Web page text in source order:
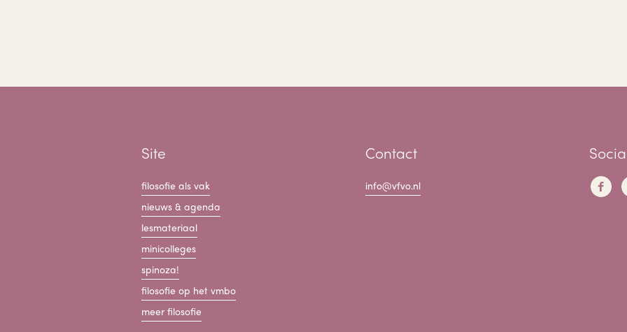
Site
filosofie als vak
nieuws & agenda
lesmateriaal
minicolleges
spinoza!
filosofie op het vmbo
meer filosofie
Contact
info@vfvo.nl